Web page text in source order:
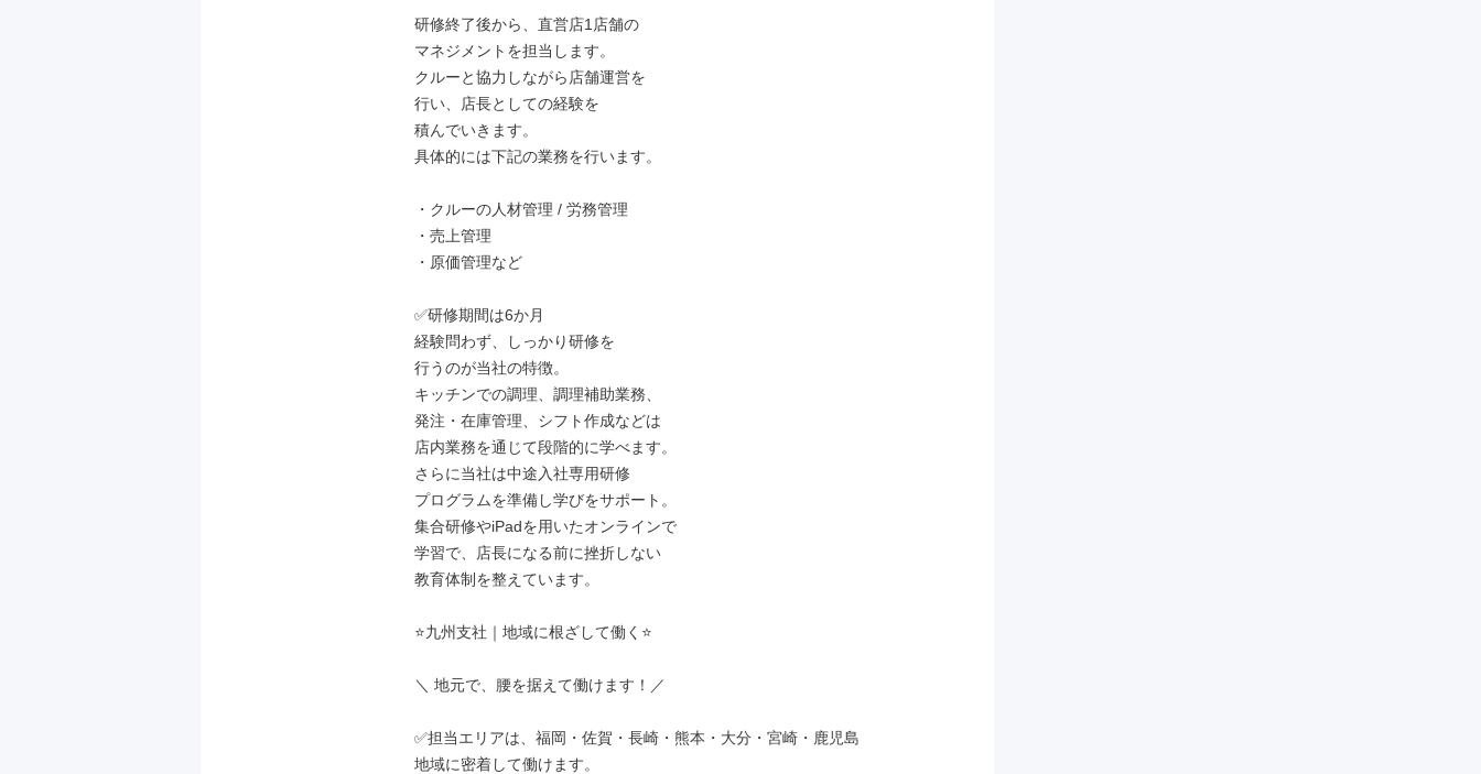
研修終了後から、直営店1店舗の
マネジメントを担当します。
クルーと協力しながら店舗運営を
行い、店長としての経験を
積んでいきます。
具体的には下記の業務を行います。
・クルーの人材管理 / 労務管理
・売上管理
・原価管理など
✅研修期間は6か月
経験問わず、しっかり研修を
行うのが当社の特徴。
キッチンでの調理、調理補助業務、
発注・在庫管理、シフト作成などは
店内業務を通じて段階的に学べます。
さらに当社は中途入社専用研修
プログラムを準備し学びをサポート。
集合研修やiPadを用いたオンラインで
学習で、店長になる前に挫折しない
教育体制を整えています。
⭐九州支社｜地域に根ざして働く⭐
＼ 地元で、腰を据えて働けます！／
✅担当エリアは、福岡・佐賀・長崎・熊本・大分・宮崎・鹿児島
地域に密着して働けます。